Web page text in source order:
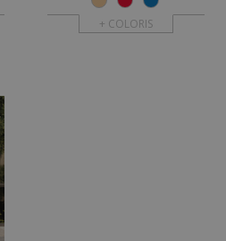
+ COLORIS